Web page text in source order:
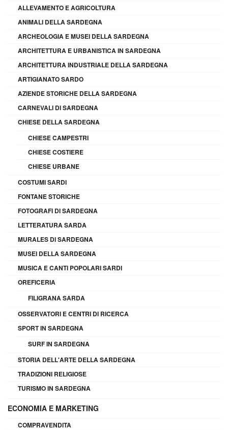
ALLEVAMENTO E AGRICOLTURA
ANIMALI DELLA SARDEGNA
ARCHEOLOGIA E MUSEI DELLA SARDEGNA
ARCHITETTURA E URBANISTICA IN SARDEGNA
ARCHITETTURA INDUSTRIALE DELLA SARDEGNA
ARTIGIANATO SARDO
AZIENDE STORICHE DELLA SARDEGNA
CARNEVALI DI SARDEGNA
CHIESE DELLA SARDEGNA
CHIESE CAMPESTRI
CHIESE COSTIERE
CHIESE URBANE
COSTUMI SARDI
FONTANE STORICHE
FOTOGRAFI DI SARDEGNA
LETTERATURA SARDA
MURALES DI SARDEGNA
MUSEI DELLA SARDEGNA
MUSICA E CANTI POPOLARI SARDI
OREFICERIA
FILIGRANA SARDA
OSSERVATORI E CENTRI DI RICERCA
SPORT IN SARDEGNA
SURF IN SARDEGNA
STORIA DELL'ARTE DELLA SARDEGNA
TRADIZIONI RELIGIOSE
TURISMO IN SARDEGNA
ECONOMIA E MARKETING
COMPRAVENDITA